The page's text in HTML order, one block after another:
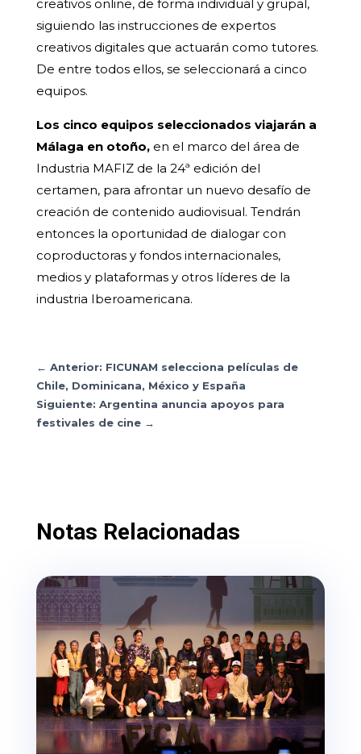
creativos online, de forma individual y grupal,
siguiendo las instrucciones de expertos
creativos digitales que actuarán como tutores.
De entre todos ellos, se seleccionará a cinco
equipos.
Los cinco equipos seleccionados viajarán a
Málaga en otoño,en el marco del área de
Industria MAFIZ de la 24ª edición del
certamen, para afrontar un nuevo desafío de
creación de contenido audiovisual. Tendrán
entonces la oportunidad de dialogar con
coproductoras y fondos internacionales,
medios y plataformas y otros líderes de la
industria Iberoamericana.
← Anterior: FICUNAM selecciona películas de
Chile, Dominicana, México y España
Siguiente: Argentina anuncia apoyos para
festivales de cine→
Notas Relacionadas